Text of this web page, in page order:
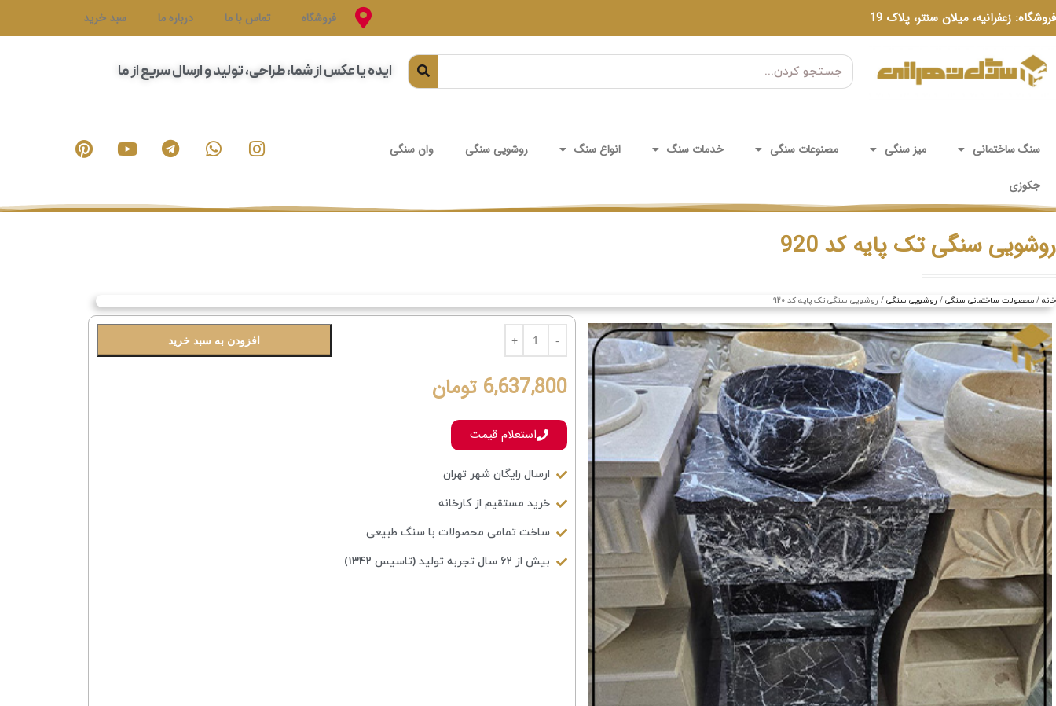
فروشگاه: زعفرانیه، میلان سنتر، پلاک 19 فروشگاه تماس با ما درباره ما سبد خرید
ایده یا عکس از شما، طراحی، تولید و ارسال سریع از ما
سنگ ساختمانی میز سنگی مصنوعات سنگی خدمات سنگ انواع سنگ روشویی سنگی وان سنگی
جکوزی
روشویی سنگی تک پایه کد 920
خانه محصولات ساختمانی سنگی روشویی سنگی روشویی سنگی تک پایه کد 920
افزودن به سبد خرید
6,637,800 تومان
استعلام قیمت
ارسال رایگان شهر تهران
خرید مستقیم از کارخانه
ساخت تمامی محصولات با سنگ طبیعی
بیش از 62 سال تجربه تولید (تاسیس 1342)